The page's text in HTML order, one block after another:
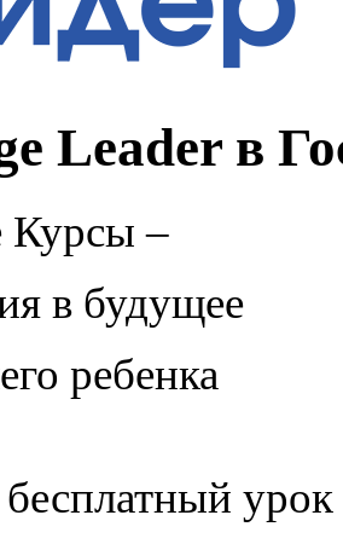
Leader в
Курсы –
в будущее
ребенка
урок